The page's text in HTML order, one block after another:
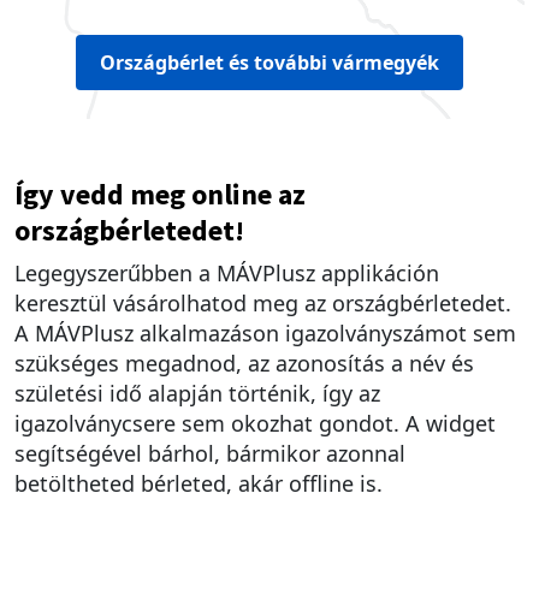
Országbérlet és további vármegyék
Így vedd meg online az
országbérletedet!
Legegyszerűbben a MÁVPlusz applikáción
keresztül vásárolhatod meg az országbérletedet.
A MÁVPlusz alkalmazáson igazolványszámot sem
szükséges megadnod, az azonosítás a név és
születési idő alapján történik, így az
igazolványcsere sem okozhat gondot. A widget
segítségével bárhol, bármikor azonnal
betöltheted bérleted, akár offline is.